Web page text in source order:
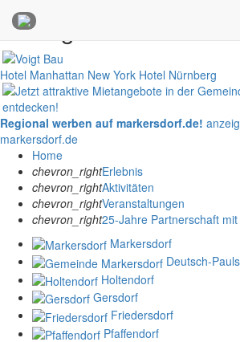
Anzeigen
Hotel Manhattan New York Hotel Nürnberg
Regional werben auf markersdorf.de!
markersdorf.de
Home
chevron_rightErlebnis
chevron_rightAktivitäten
chevron_rightVeranstaltungen
chevron_right25-Jahre Partnerschaft
Markersdorf
Deutsch-
Holtendorf
Gersdorf
Friedersdorf
Pfaffendorf